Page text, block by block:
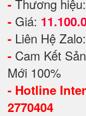
- Thương
- Giá:
- Liên Hệ
- Cam Kết
Mới 100%
- Hotline
2770404